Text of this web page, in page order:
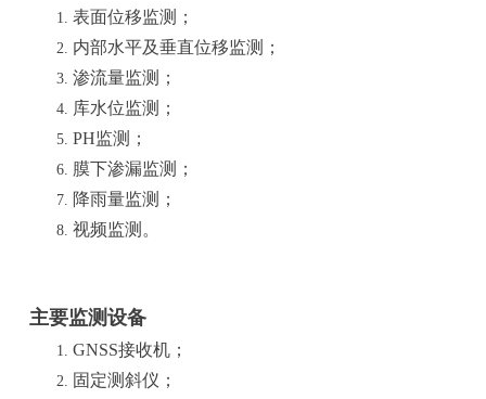
表面位移监测；
内部水平及垂直位移监测；
渗流量监测；
库水位监测；
PH监测；
膜下渗漏监测；
降雨量监测；
视频监测。
主要监测设备
GNSS接收机；
固定测斜仪；